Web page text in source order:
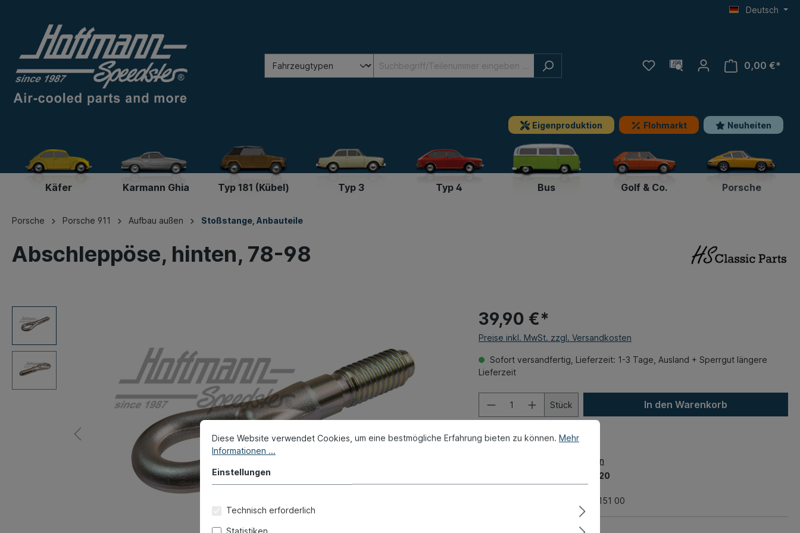
Deutsch
0,00 €*
Eigenproduktion Flohmarkt Neuheiten
Käfer Karmann Ghia Typ 181 (Kübel) Typ 3 Typ 4 Bus Golf & Co. Porsche
Porsche Porsche 911 Aufbau außen Stoßstange, Anbauteile
Abschleppöse, hinten, 78-98
39,90 €*
Preise inkl. MwSt. zzgl. Versandkosten
Sofort versandfertig, Lieferzeit: 1-3 Tage, Ausland + Sperrgut längere
Lieferzeit
Stück In den Warenkorb
Zum Merkzettel hinzufügen
510-9825-20
Gewicht:0.34 kg
996 721 151 00
Diese Website verwendet Cookies, um eine bestmögliche Erfahrung bieten zu können. Mehr
Informationen ...
Einstellungen
Technisch erforderlich
Statistiken